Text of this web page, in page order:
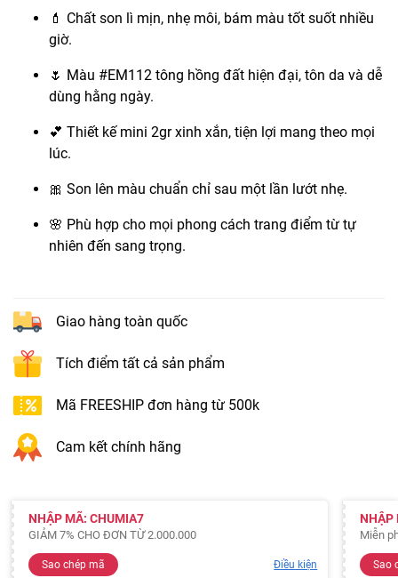
💄 Chất son lì mịn, nhẹ môi, bám màu tốt suốt nhiều
giờ.
🌷 Màu #EM112 tông hồng đất hiện đại, tôn da và dễ
dùng hằng ngày.
💕 Thiết kế mini 2gr xinh xắn, tiện lợi mang theo mọi
lúc.
🎀 Son lên màu chuẩn chỉ sau một lần lướt nhẹ.
🌸 Phù hợp cho mọi phong cách trang điểm từ tự
nhiên đến sang trọng.
Giao hàng toàn quốc
Tích điểm tất cả sản phẩm
Mã FREESHIP đơn hàng từ 500k
Cam kết chính hãng
NHẬP MÃ: CHUMIA7
GIẢM 7% CHO ĐƠN TỪ 2.000.000
Sao chép mã Điều kiện
NHẬP
Miễn
Sao